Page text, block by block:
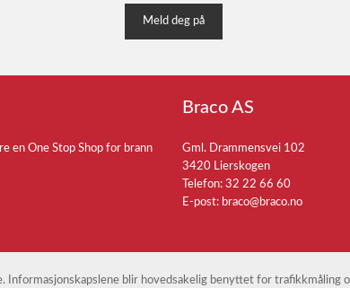
Meld deg på
en One Stop Shop for brann
Braco AS
Gml. Drammensvei 102
3420 Lierskogen
Telefon: 32 22 66 60
E-post: braco@braco.no
blir hovedsakelig benyttet for trafikkmåling